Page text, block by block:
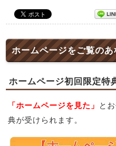
ホームページをご覧の
ホームページ初回限定特
「ホームページを見た」
と
典が受けられます。